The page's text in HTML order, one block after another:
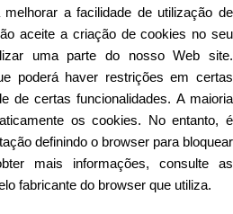
a facilidade de utilização de
aceite a criação de cookies no seu
uma parte do nosso Web site.
poderá haver restrições em certas
de certas funcionalidades. A maioria
os cookies. No entanto, é
definindo o browser para bloquear
mais informações, consulte as
fabricante do browser que utiliza.